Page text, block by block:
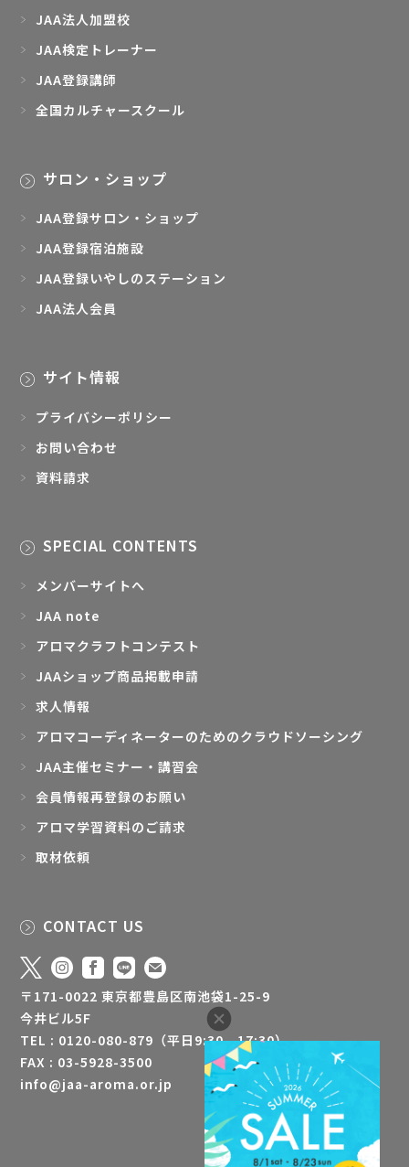
JAA法人加盟校
JAA検定トレーナー
JAA登録講師
全国カルチャースクール
サロン・ショップ
JAA登録サロン・ショップ
JAA登録宿泊施設
JAA登録いやしのステーション
JAA法人会員
サイト情報
プライバシーポリシー
お問い合わせ
資料請求
SPECIAL CONTENTS
メンバーサイトへ
JAA note
アロマクラフトコンテスト
JAAショップ商品掲載申請
求人情報
アロマコーディネーターのためのクラウドソーシング
JAA主催セミナー・講習会
会員情報再登録のお願い
アロマ学習資料のご請求
取材依頼
CONTACT US
〒171-0022 東京都豊島区南池袋1-25-9
今井ビル5F
TEL : 0120-080-879（平日9:30 - 17:30）
FAX : 03-5928-3500
info@jaa-aroma.or.jp